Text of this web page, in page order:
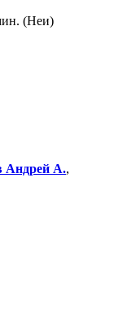
(Неи)
Андрей А.,